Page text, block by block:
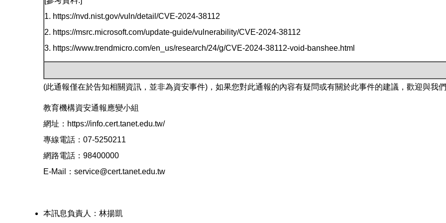
1. https://nvd.nist.gov/vuln/detail/CVE-2024-38112
2. https://msrc.microsoft.com/update-guide/vulnerability/CVE-2024-38112
3. https://www.trendmicro.com/en_us/research/24/g/CVE-2024-38112-void-banshee.html
(此通報僅在於告知相關資訊，並非為資安事件)，如果您對此通報的內容有疑問或有關於此事件的建議，歡迎與我
教育機構資安通報應變小組
網址：https://info.cert.tanet.edu.tw/
專線電話：07-5250211
網路電話：98400000
E-Mail：service@cert.tanet.edu.tw
本訊息負責人：林揚凱